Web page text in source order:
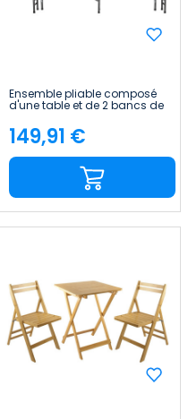
Ensemble pliable composé
d'une table et de 2 bancs de
restauration 7house
Price
149,91 €